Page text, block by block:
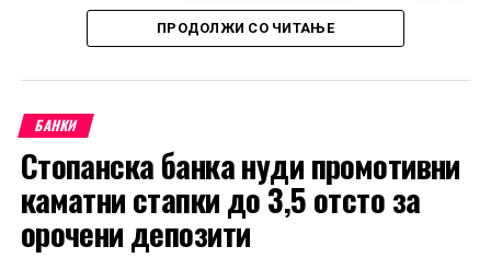
ПРОДОЛЖИ СО ЧИТАЊЕ
БАНКИ
Стопанска банка нуди промотивни
каматни стапки до 3,5 отсто за
орочени депозити